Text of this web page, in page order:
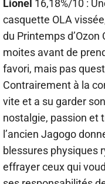
Lionel 16,18%/10 :
casquette OLA
du Printemps
moites avant de
favori, mais pas
Contrairement à la
vite et a su garder
nostalgie, passion et
l’ancien Jagogo
blessures physiques
effrayer ceux qui